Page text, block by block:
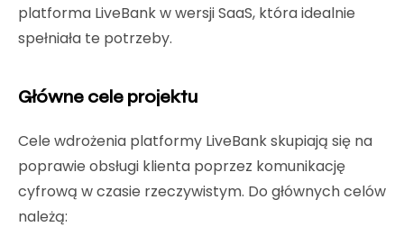
platforma LiveBank w wersji SaaS, która idealnie
spełniała te potrzeby.
Główne cele projektu
Cele wdrożenia platformy LiveBank skupiają się na
poprawie obsługi klienta poprzez komunikację
cyfrową w czasie rzeczywistym. Do głównych celów
należą: